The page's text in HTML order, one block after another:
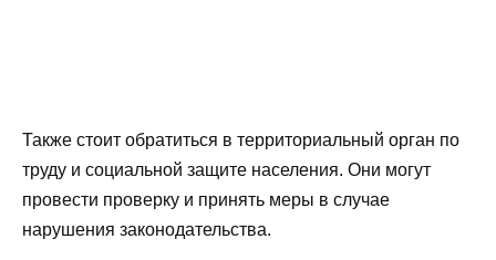
Также стоит обратиться в территориальный орган по
труду и социальной защите населения. Они могут
провести проверку и принять меры в случае
нарушения законодательства.